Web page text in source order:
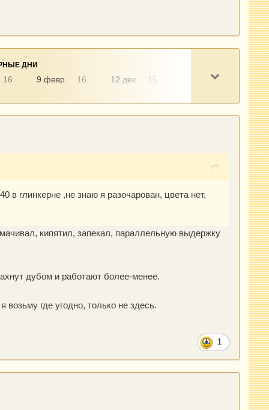
ДНИ
16 9 февр 16 12 дек 15 14
в глинкерне ,не знаю я разочарован, цвета нет,
кипятил, запекал, параллельную выдержку
дубом и работают более-менее.
где угодно, только не здесь.
1